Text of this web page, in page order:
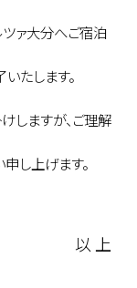
ツァ大分へご宿泊
たします。
しますが、ご理解
し上げます。
以 上